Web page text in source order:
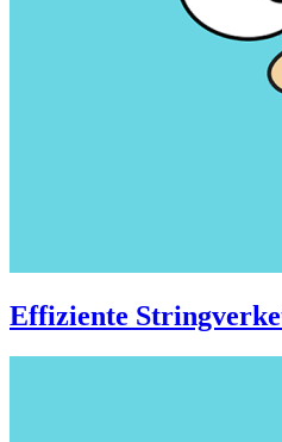
Effiziente